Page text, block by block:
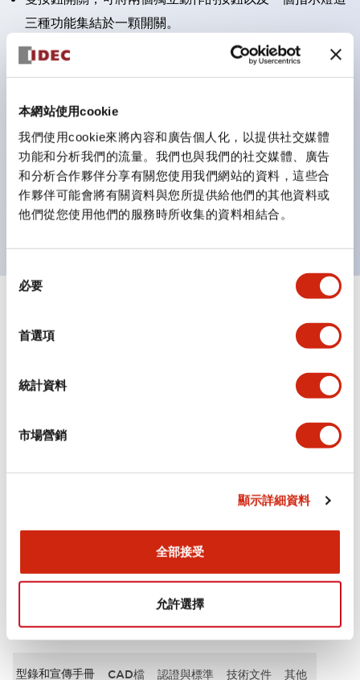
本網站使用cookie
我們使用cookie來將內容和廣告個人化，以提供社交媒體
功能和分析我們的流量。我們也與我們的社交媒體、廣告
和分析合作夥伴分享有關您使用我們網站的資料，這些合
作夥伴可能會將有關資料與您所提供給他們的其他資料或
他們從您使用他們的服務時所收集的資料相結合。
必要
首選項
統計資料
市場營銷
顯示詳細資料
全部接受
允許選擇
三種功能集結於一顆開關。
完整支援全球各地需求的多種電壓規格。
顏色。
支援色彩通用設計（CUD）：可清楚辨識正方平頭形指
示燈的亮燈/熄燈狀態，以及點燈時的顏色識別。
符合 ISO 3864-4 安全色規範：在危險或緊急狀況下，
顏色表現更明確鮮明，便於更多人識別。
電氣規範（額定照明部分）
環境規範
型錄和宣傳手冊 CAD檔 認證與標準 技術文件 其他